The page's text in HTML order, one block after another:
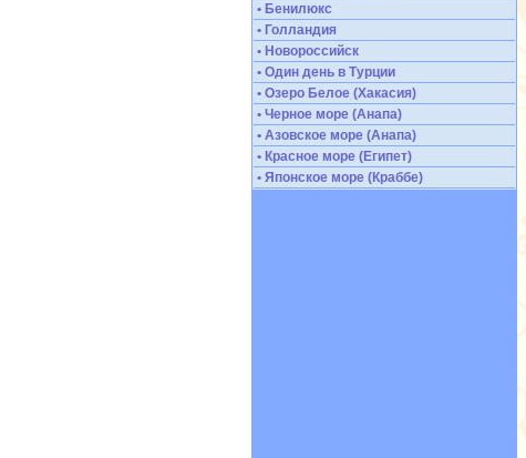
• Бенилюкс
• Голландия
• Новороссийск
• Один день в Турции
• Озеро Белое (Хакасия)
• Черное море (Анапа)
• Азовское море (Анапа)
• Красное море (Египет)
• Японское море (Краббе)